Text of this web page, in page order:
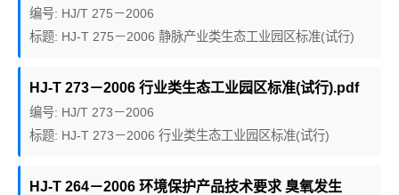
编号: HJ/T 275－2006
标题: HJ-T 275－2006 静脉产业类生态工业园区标准(试行)
HJ-T 273－2006 行业类生态工业园区标准(试行).pdf
编号: HJ/T 273－2006
标题: HJ-T 273－2006 行业类生态工业园区标准(试行)
HJ-T 264－2006 环境保护产品技术要求 臭氧发生